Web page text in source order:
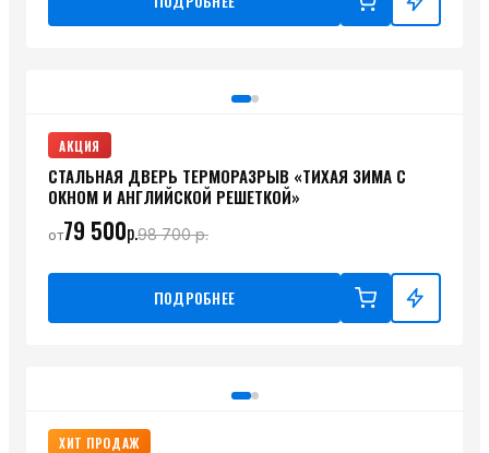
АКЦИЯ
СТАЛЬНАЯ ДВЕРЬ ТЕРМОРАЗРЫВ «ТИХАЯ ЗИМА С
ОКНОМ И АНГЛИЙСКОЙ РЕШЕТКОЙ»
от79 500р.98 700р.
ПОДРОБНЕЕ
ХИТ ПРОДАЖ